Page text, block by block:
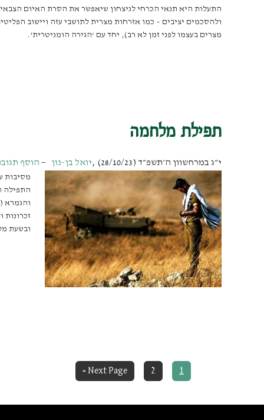
התעלות היא תנאי הכרחי לניצחון שיאפשר את הסרת האיום הצבאי
ולהסכמים יציבים – כמו אזרחות מצרית לתושבי עזה ויישוב
מצרים בעצמו לפני זמן לא רב), יחד עם ‘הגירה הומניטרית’.
תפילת מלחמה
י״ג במרחשוון ה׳תשפ״ד (28/10/23) ,יואל בן-נון הוסף
מסיבות
התפילה
והגמרא
זכרונות
ובשעת
Page1
Page2
Go
Next Page »